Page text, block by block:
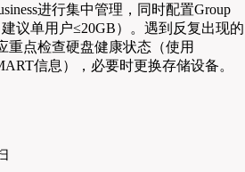
进行集中管理，同时配置Group
议单用户≤20GB）。遇到反复出现的
重点检查硬盘健康状态（使用
信息），必要时更换存储设备。